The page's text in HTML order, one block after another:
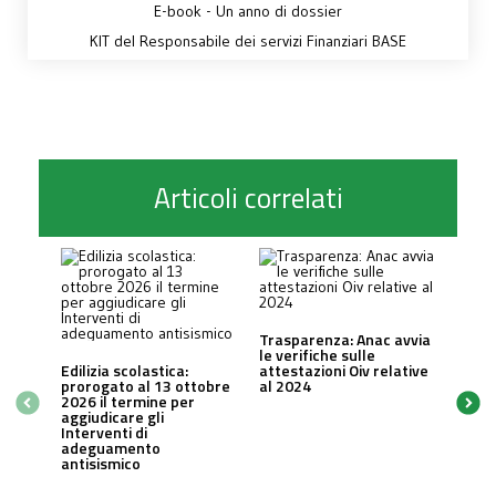
E-book - Un anno di dossier
KIT del Responsabile dei servizi Finanziari BASE
Articoli correlati
Edilizia scolastica:
prorogato al 13 ottobre
2026 il termine per
aggiudicare gli
Interventi di
adeguamento
antisismico
Trasparenza: Anac avvia
le verifiche sulle
attestazioni Oiv relative
al 2024